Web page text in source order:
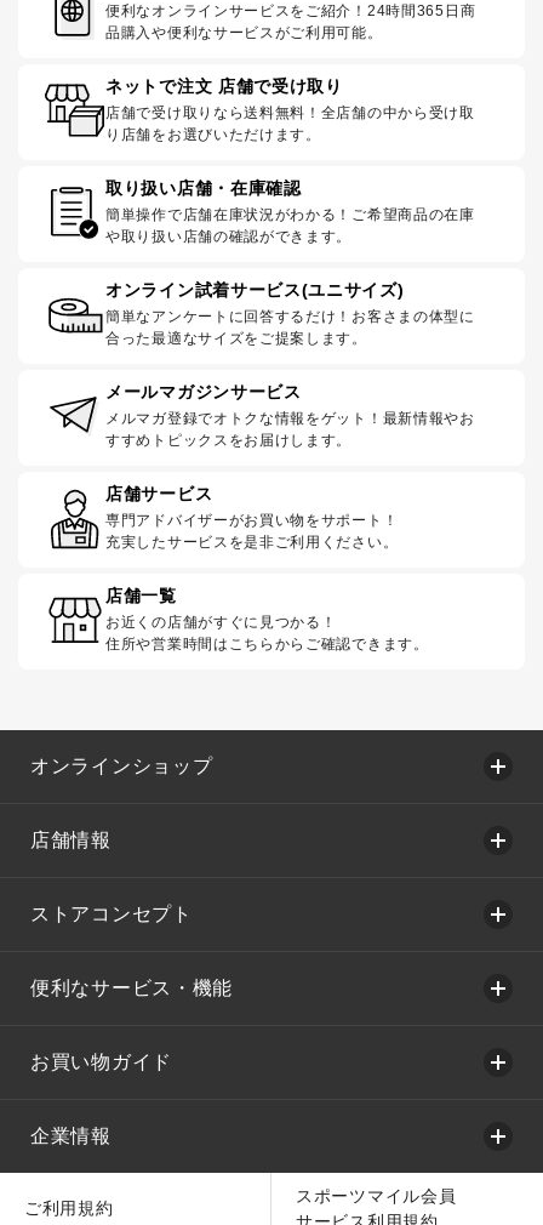
便利なオンラインサービスをご紹介！24時間365日商
品購入や便利なサービスがご利用可能。
ネットで注文 店舗で受け取り
店舗で受け取りなら送料無料！全店舗の中から受け取
り店舗をお選びいただけます。
取り扱い店舗・在庫確認
簡単操作で店舗在庫状況がわかる！ご希望商品の在庫
や取り扱い店舗の確認ができます。
オンライン試着サービス(ユニサイズ)
簡単なアンケートに回答するだけ！お客さまの体型に
合った最適なサイズをご提案します。
メールマガジンサービス
メルマガ登録でオトクな情報をゲット！最新情報やお
すすめトピックスをお届けします。
店舗サービス
専門アドバイザーがお買い物をサポート！
充実したサービスを是非ご利用ください。
店舗一覧
お近くの店舗がすぐに見つかる！
住所や営業時間はこちらからご確認できます。
オンラインショップ
店舗情報
ストアコンセプト
便利なサービス・機能
お買い物ガイド
企業情報
ご利用規約
スポーツマイル会員
サービス利用規約